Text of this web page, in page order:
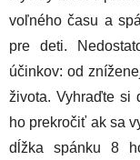
voľného času a
pre deti.
účinkov: od
života. Vyhraďte si
ho prekročiť ak sa
dĺžka spánku 8